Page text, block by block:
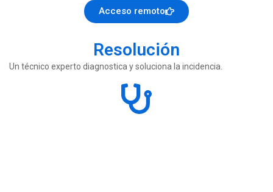
Acceso remoto
Resolución
Un técnico experto diagnostica y soluciona la incidencia.